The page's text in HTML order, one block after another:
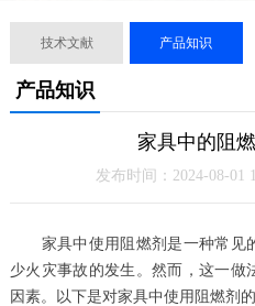
技术文献 产品知识
产品知识
家具中的阻
发布时间：2024-08-01
家具中使用阻燃剂是一种常见
少火灾事故的发生。然而，这一做
因素。以下是对家具中使用阻燃剂